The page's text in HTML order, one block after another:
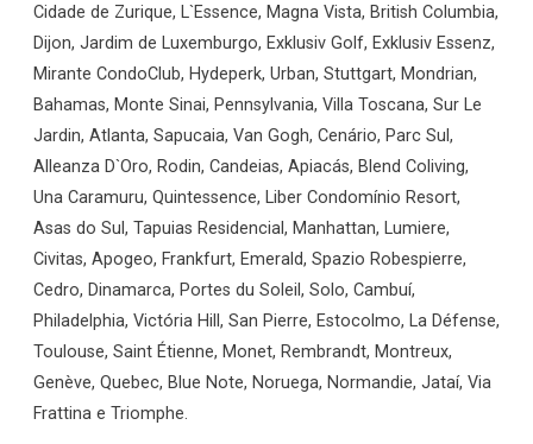
Cidade de Zurique, L`Essence, Magna Vista, British Columbia,
Dijon, Jardim de Luxemburgo, Exklusiv Golf, Exklusiv Essenz,
Mirante CondoClub, Hydeperk, Urban, Stuttgart, Mondrian,
Bahamas, Monte Sinai, Pennsylvania, Villa Toscana, Sur Le
Jardin, Atlanta, Sapucaia, Van Gogh, Cenário, Parc Sul,
Alleanza D`Oro, Rodin, Candeias, Apiacás, Blend Coliving,
Una Caramuru, Quintessence, Liber Condomínio Resort,
Asas do Sul, Tapuias Residencial, Manhattan, Lumiere,
Civitas, Apogeo, Frankfurt, Emerald, Spazio Robespierre,
Cedro, Dinamarca, Portes du Soleil, Solo, Cambuí,
Philadelphia, Victória Hill, San Pierre, Estocolmo, La Défense,
Toulouse, Saint Étienne, Monet, Rembrandt, Montreux,
Genève, Quebec, Blue Note, Noruega, Normandie, Jataí, Via
Frattina e Triomphe.